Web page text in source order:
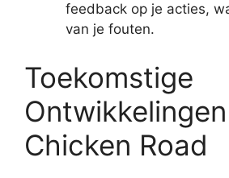
feedback op je acties,
van je fouten.
Toekomstige
Chicken Road